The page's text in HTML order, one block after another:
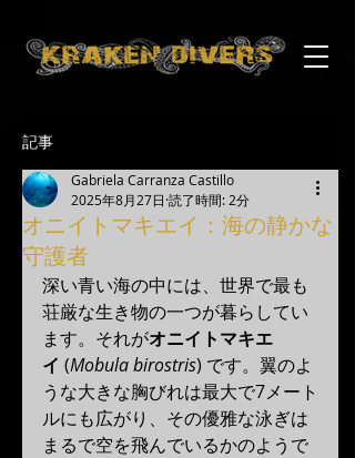
記事
オニイトマキエイ：海の静かな
守護者
Gabriela Carranza Castillo
2025年8月27日 読了時間: 2分
深い青い海の中には、世界で最も
荘厳な生き物の一つが暮らしてい
ます。それがオニイトマキエ
イ (Mobula birostris) です。翼のよ
うな大きな胸びれは最大で7メート
ルにも広がり、その優雅な泳ぎは
まるで空を飛んでいるかのようで